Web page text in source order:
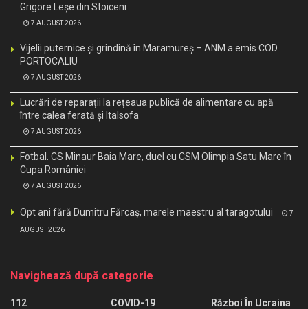
Grigore Leșe din Stoiceni
7 AUGUST 2026
Vijelii puternice și grindină în Maramureș – ANM a emis COD
PORTOCALIU
7 AUGUST 2026
Lucrări de reparații la rețeaua publică de alimentare cu apă
între calea ferată și Italsofa
7 AUGUST 2026
Fotbal. CS Minaur Baia Mare, duel cu CSM Olimpia Satu Mare în
Cupa României
7 AUGUST 2026
Opt ani fără Dumitru Fărcaș, marele maestru al taragotului 7
AUGUST 2026
Navighează după categorie
112
COVID-19
Război În Ucraina